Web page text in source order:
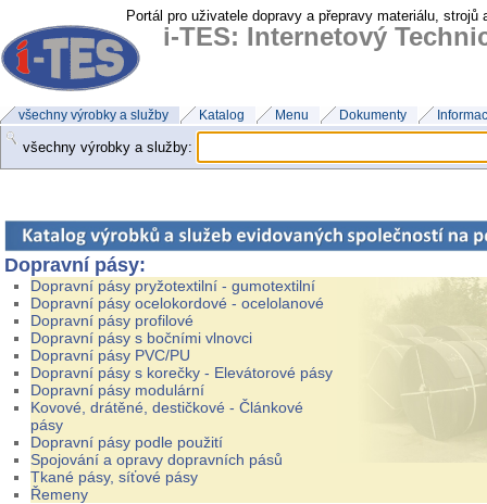
Portál pro uživatele dopravy a přepravy materiálu,
i-TES: Internetový
všechny výrobky a služby Katalog Menu Dokumenty
všechny výrobky a služby:
Dopravní pásy:
Dopravní pásy pryžotextilní - gumotextilní
Dopravní pásy ocelokordové - ocelolanové
Dopravní pásy profilové
Dopravní pásy s bočními vlnovci
Dopravní pásy PVC/PU
Dopravní pásy s korečky - Elevátorové pásy
Dopravní pásy modulární
Kovové, drátěné, destičkové - Článkové
pásy
Dopravní pásy podle použití
Spojování a opravy dopravních pásů
Tkané pásy, síťové pásy
Řemeny